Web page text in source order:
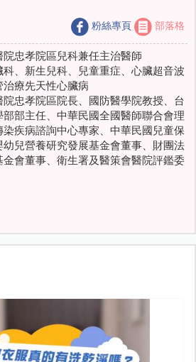
粉絲專頁 部落格
院忠孝院區兒科兼任主治醫師
科、新生兒科、兒童重症、心臟超音波
療先天性心臟病
忠孝院區院長、國防醫學院教授、台
部主任、中華民國全國醫師聯合會理
疾病諮詢中心專家、中華民國兒童保
兒營養研究發展基金會董事、財團法
會董事、衛生署及醫策會醫院評鑑委